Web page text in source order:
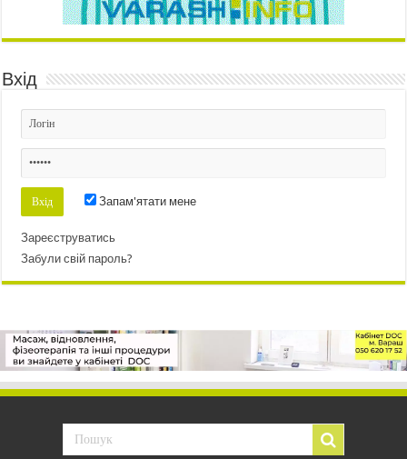
Вхід
Запам'ятати мене
Зареєструватись
Забули свій пароль?